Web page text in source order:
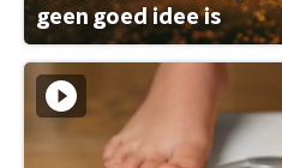
geen goed idee is